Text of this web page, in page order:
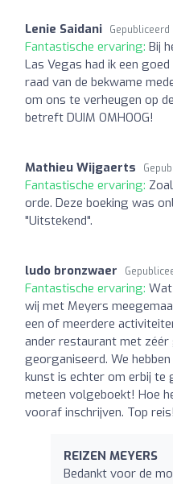
Lenie Saidani Gepubliceerd
Fantastische ervaring: Bij
Las Vegas had ik een
raad van de bekwame
om ons te verheugen op
betreft DUIM OMHOOG!
Mathieu Wijgaerts
Fantastische ervaring:
orde. Deze boeking was
"Uitstekend".
ludo bronzwaer
Fantastische ervaring:
wij met Meyers
een of meerdere
ander restaurant met zéér
georganiseerd. We
kunst is echter om erbij te
meteen volgeboekt! Hoe
vooraf inschrijven. Top
REIZEN MEYERS
Bedankt voor de